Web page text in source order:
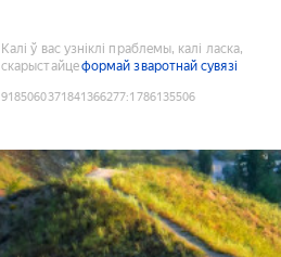
Калі ў вас узніклі праблемы, калі ласка,
скарыстайцеформай зваротнай сувязі
9185060371841366277:1786135506